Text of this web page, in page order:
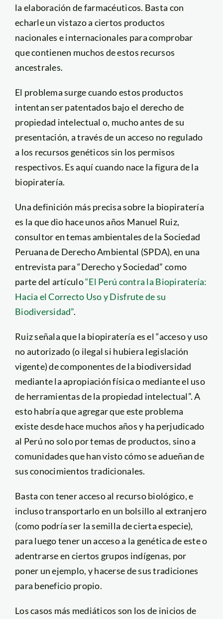
la elaboración de farmacéuticos. Basta con
echarle un vistazo a ciertos productos
nacionales e internacionales para comprobar
que contienen muchos de estos recursos
ancestrales.
El problema surge cuando estos productos
intentan ser patentados bajo el derecho de
propiedad intelectual o, mucho antes de su
presentación, a través de un acceso no regulado
a los recursos genéticos sin los permisos
respectivos. Es aquí cuando nace la figura de la
biopiratería.
Una definición más precisa sobre la biopiratería
es la que dio hace unos años Manuel Ruiz,
consultor en temas ambientales de la Sociedad
Peruana de Derecho Ambiental (SPDA), en una
entrevista para “Derecho y Sociedad” como
parte del artículo“El Perú contra la Biopiratería:
Hacia el Correcto Uso y Disfrute de su
Biodiversidad”.
Ruiz señala que la biopiratería es el “acceso y uso
no autorizado (o ilegal si hubiera legislación
vigente) de componentes de la biodiversidad
mediante la apropiación física o mediante el uso
de herramientas de la propiedad intelectual”. A
esto habría que agregar que este problema
existe desde hace muchos años y ha perjudicado
al Perú no solo por temas de productos, sino a
comunidades que han visto cómo se adueñan de
sus conocimientos tradicionales.
Basta con tener acceso al recurso biológico, e
incluso transportarlo en un bolsillo al extranjero
(como podría ser la semilla de cierta especie),
para luego tener un acceso a la genética de este o
adentrarse en ciertos grupos indígenas, por
poner un ejemplo, y hacerse de sus tradiciones
para beneficio propio.
Los casos más mediáticos son los de inicios de